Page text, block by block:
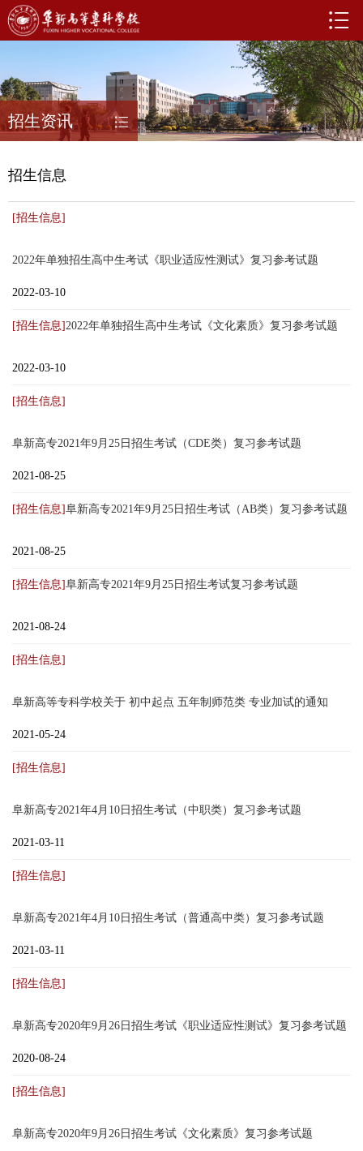
招生资讯
招生信息
[招生信息]
2022年单独招生高中生考试《职业适应性测试》复习参考试题
2022-03-10
[招生信息]2022年单独招生高中生考试《文化素质》复习参考试题
2022-03-10
[招生信息]
阜新高专2021年9月25日招生考试（CDE类）复习参考试题
2021-08-25
[招生信息]阜新高专2021年9月25日招生考试（AB类）复习参考试题
2021-08-25
[招生信息]阜新高专2021年9月25日招生考试复习参考试题
2021-08-24
[招生信息]
阜新高等专科学校关于 初中起点 五年制师范类 专业加试的通知
2021-05-24
[招生信息]
阜新高专2021年4月10日招生考试（中职类）复习参考试题
2021-03-11
[招生信息]
阜新高专2021年4月10日招生考试（普通高中类）复习参考试题
2021-03-11
[招生信息]
阜新高专2020年9月26日招生考试《职业适应性测试》复习参考试题
2020-08-24
[招生信息]
阜新高专2020年9月26日招生考试《文化素质》复习参考试题